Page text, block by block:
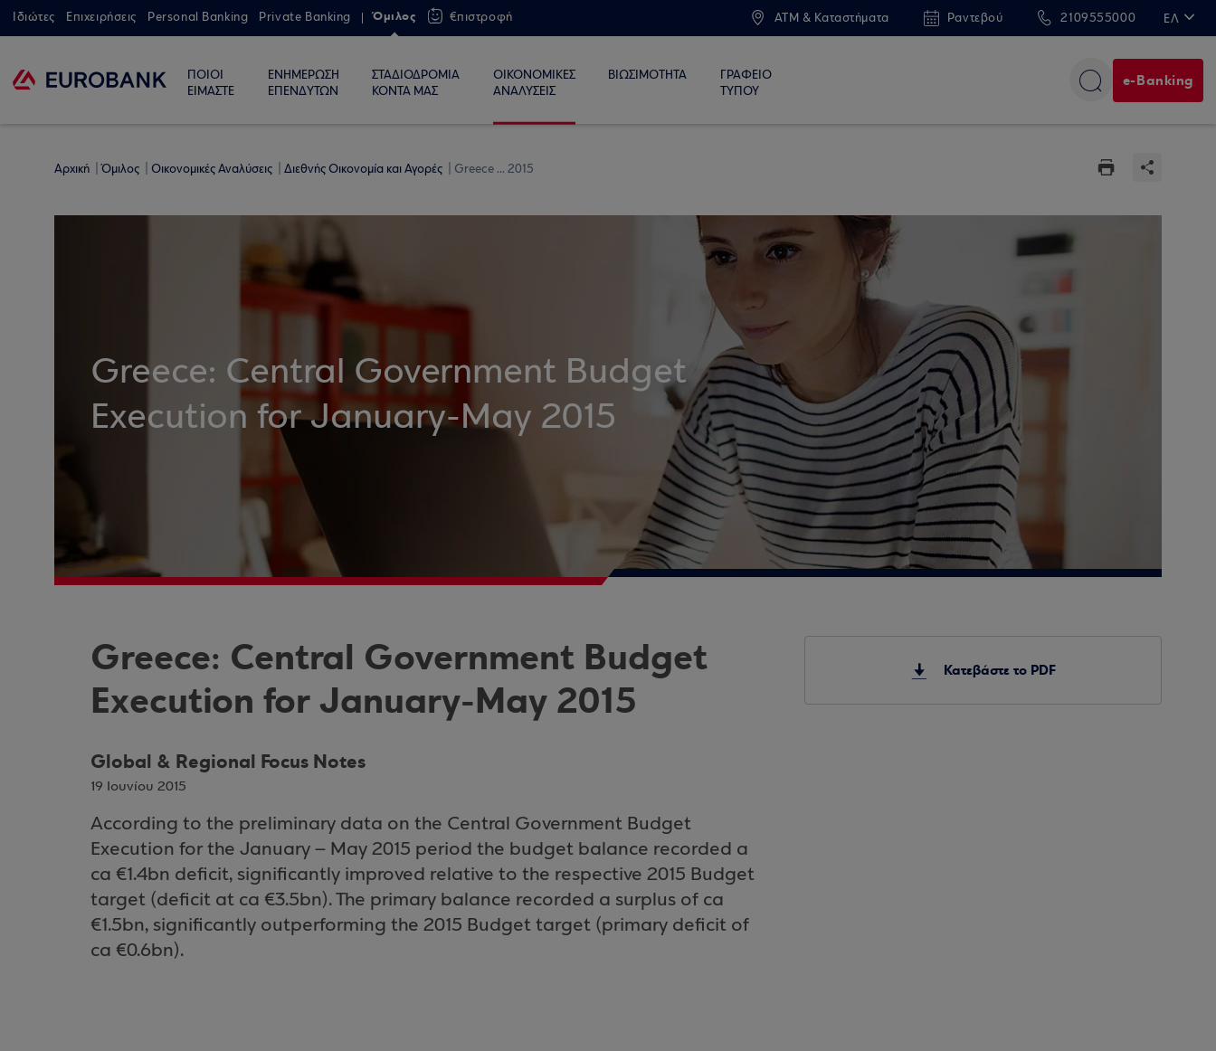
Ιδιώτες Επιχειρήσεις Personal Banking Private Banking Όμιλος €πιστροφή ATM & Καταστήματα Ραντεβού 2109555000 ΕΛ
ΠΟΙΟΙ
ΕΙΜΑΣΤΕ
ΕΝΗΜΕΡΩΣΗ
ΕΠΕΝΔΥΤΩΝ
ΣΤΑΔΙΟΔΡΟΜΙΑ
ΚΟΝΤΑ ΜΑΣ
ΟΙΚΟΝΟΜΙΚΕΣ
ΑΝΑΛΥΣΕΙΣ
ΒΙΩΣΙΜΟΤΗΤΑ
ΓΡΑΦΕΙΟ
ΤΥΠΟΥ
e-Banking
Αρχική Όμιλος Οικονομικές Αναλύσεις Διεθνής Οικονομία και Αγορές Greece ... 2015
Greece: Central Government Budget
Execution for January-May 2015
Greece: Central Government Budget
Execution for January-May 2015
Global & Regional Focus Notes
19 Ιουνίου 2015
According to the preliminary data on the Central Government Budget
Execution for the January – May 2015 period the budget balance recorded a
ca €1.4bn deficit, significantly improved relative to the respective 2015 Budget
target (deficit at ca €3.5bn). The primary balance recorded a surplus of ca
€1.5bn, significantly outperforming the 2015 Budget target (primary deficit of
ca €0.6bn).
Κατεβάστε το PDF